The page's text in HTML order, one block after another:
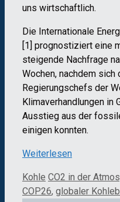
uns wirtschaftlich.
Die Internationale
[1] prognostiziert eine
steigende Nachfrage
Wochen, nachdem sich
Regierungschefs der
Klimaverhandlungen in
Ausstieg aus der
einigen konnten.
Weiterlesen
Kategorien
Kohle Schlagwörter
CO2 in der
COP26, globaler